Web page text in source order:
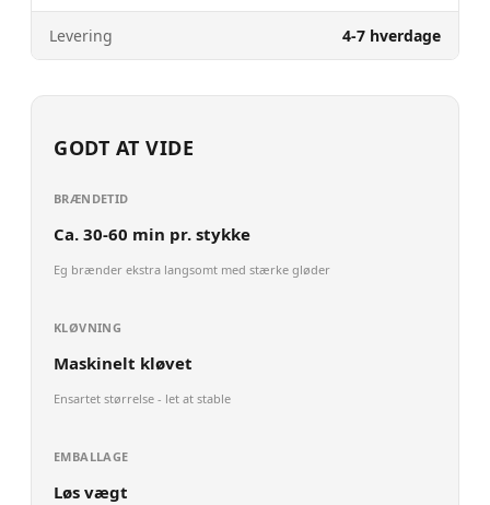
Levering 4-7 hverdage
GODT AT VIDE
BRÆNDETID
Ca. 30-60 min pr. stykke
Eg brænder ekstra langsomt med stærke gløder
KLØVNING
Maskinelt kløvet
Ensartet størrelse - let at stable
EMBALLAGE
Løs vægt